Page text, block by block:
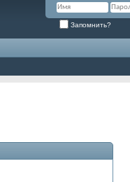
Запомнить?